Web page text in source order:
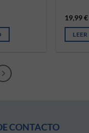
19,99€
CONTACTO